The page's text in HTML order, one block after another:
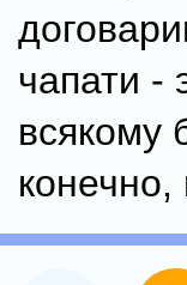
чапати -
всякому